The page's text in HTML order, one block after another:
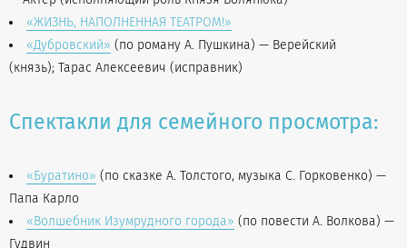
«ЖИЗНЬ, НАПОЛНЕННАЯ ТЕАТРОМ!»
«Дубровский» (по роману А. Пушкина) — Верейский
(князь); Тарас Алексеевич (исправник)
Спектакли для семейного просмотра:
«Буратино» (по сказке А. Толстого, музыка С. Горковенко) —
Папа Карло
«Волшебник Изумрудного города» (по повести А. Волкова) —
Гудвин